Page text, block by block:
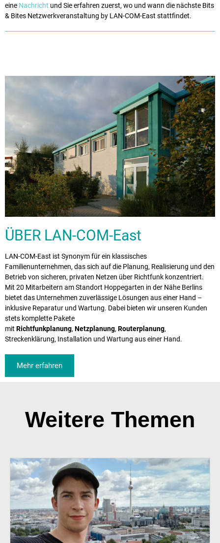
eine Nachricht und Sie erfahren zuerst, wo und wann die nächste Bits
& Bites Netzwerkveranstaltung by LAN-COM-East stattfindet.
ÜBER LAN-COM-East
LAN-COM-East ist Synonym für ein klassisches
Familienunternehmen, das sich auf die Planung, Realisierung und den
Betrieb von sicheren, privaten Netzen über Richtfunk konzentriert.
Mit 20 Mitarbeitern am Standort Hoppegarten in der Nähe Berlins
bietet das Unternehmen zuverlässige Lösungen aus einer Hand –
inklusive Reparatur und Wartung. Dabei bieten wir unseren Kunden
stets komplette Pakete
mit Richtfunkplanung, Netzplanung, Routerplanung,
Streckenklärung, Installation und Wartung aus einer Hand.
Mehr erfahren
Weitere Themen